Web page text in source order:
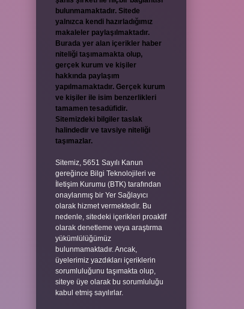
bulunmamaktadır. Sitede
yalnızca kendi hazırladığımız
makaleler paylaşılmaktadır.
Burada yer alan içerikler haber
niteliği taşımamakta olup,
gerçek kurum ve kişiler
hakkında paylaşım
yapılmamaktadır. Gerçek kurum
ve kişiler ile isim benzerlikleri
tamamen tesadüfidir.
Sitemizdeki bilgiler taslak
halindedir ve tavsiye niteliği
taşımazlar.
Sitemiz, 5651 Sayılı Kanun
gereğince Bilgi Teknolojileri ve
İletişim Kurumu (BTK) tarafından
onaylanmış bir Yer Sağlayıcı
olarak hizmet vermektedir. Bu
nedenle, sitedeki içerikleri proaktif
olarak denetleme veya araştırma
yükümlülüğümüz
bulunmamaktadır. Ancak,
üyelerimiz yazdıkları içeriklerin
sorumluluğunu taşımakta olup,
siteye üye olarak bu sorumluluğu
kabul etmiş sayılırlar.